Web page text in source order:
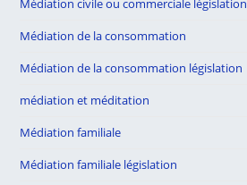
Médiation civile ou commerciale législation
Médiation de la consommation
Médiation de la consommation législation
médiation et méditation
Médiation familiale
Médiation familiale législation